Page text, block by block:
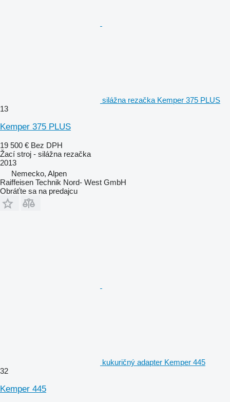
silážna rezačka Kemper 375 PLUS
13
Kemper 375 PLUS
19 500 € Bez DPH
Žací stroj - silážna rezačka
2013
Nemecko, Alpen
Raiffeisen Technik Nord- West GmbH
Obráťte sa na predajcu
kukuričný adapter Kemper 445
32
Kemper 445